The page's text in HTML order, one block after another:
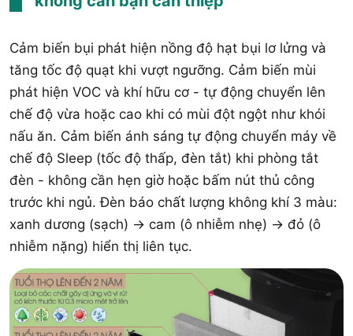
Cảm biến bụi phát hiện nồng độ hạt bụi lơ lửng và
tăng tốc độ quạt khi vượt ngưỡng. Cảm biến mùi
phát hiện VOC và khí hữu cơ - tự động chuyển lên
chế độ vừa hoặc cao khi có mùi đột ngột như khói
nấu ăn. Cảm biến ánh sáng tự động chuyển máy về
chế độ Sleep (tốc độ thấp, đèn tắt) khi phòng tắt
đèn - không cần hẹn giờ hoặc bấm nút thủ công
trước khi ngủ. Đèn báo chất lượng không khí 3 màu:
xanh dương (sạch) → cam (ô nhiễm nhẹ) → đỏ (ô
nhiễm nặng) hiển thị liên tục.